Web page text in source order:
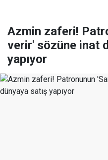
Azmin zaferi!
verir' sözüne inat
yapıyor